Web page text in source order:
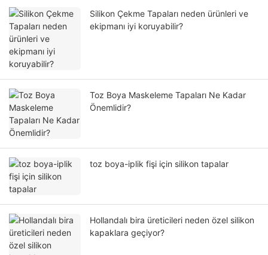
Silikon Çekme Tapaları neden ürünleri ve
ekipmanı iyi koruyabilir?
Toz Boya Maskeleme Tapaları Ne Kadar
Önemlidir?
toz boya-iplik fişi için silikon tapalar
Hollandalı bira üreticileri neden özel silikon
kapaklara geçiyor?